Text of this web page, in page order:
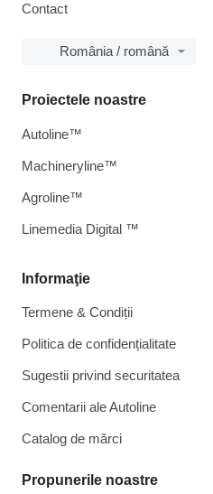
Contact
România / română
Informaţie
Termene & Condiții
Politica de confidențialitate
Sugestii privind securitatea
Comentarii ale Autoline
Catalog de mărcі
Propunerile noastre
Proiectele noastre
Autoline™
Machineryline™
Agroline™
Linemedia Digital ™